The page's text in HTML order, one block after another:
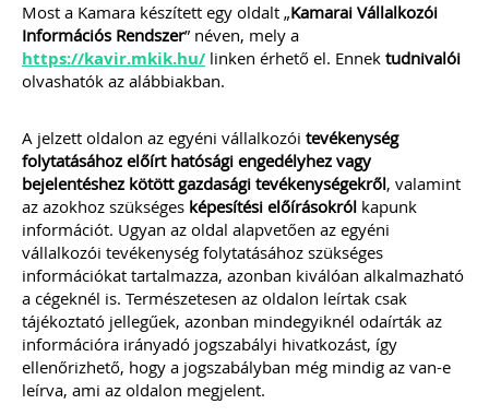
Webáruházak sikerének a kulcsa
E-kereskedelem szabályozása 2021.
JÚLIUS 1-JÉTŐL
TAGJAINK INGYENESEN LETÖLTHETIK -
A letöltések menüpont alatt!
Ár: 7900 Ft
Tagoknak: Ingyenesen
letölthető
MEGRENDELEM
Még több szakmai kiadvány »
Most a Kamara készített egy oldalt „Kamarai Vállalkozói
Információs Rendszer” néven, mely a
https://kavir.mkik.hu/ linken érhető el. Ennek tudnivalói
olvashatók az alábbiakban.
A jelzett oldalon az egyéni vállalkozói tevékenység
folytatásához előírt hatósági engedélyhez vagy
bejelentéshez kötött gazdasági tevékenységekről, valamint
az azokhoz szükséges képesítési előírásokról kapunk
információt. Ugyan az oldal alapvetően az egyéni
vállalkozói tevékenység folytatásához szükséges
információkat tartalmazza, azonban kiválóan alkalmazható
a cégeknél is. Természetesen az oldalon leírtak csak
tájékoztató jellegűek, azonban mindegyiknél odaírták az
információra irányadó jogszabályi hivatkozást, így
ellenőrizhető, hogy a jogszabályban még mindig az van-e
leírva, ami az oldalon megjelent.